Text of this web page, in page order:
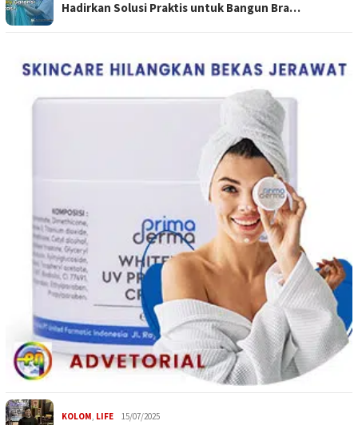
Hadirkan Solusi Praktis untuk Bangun Bra…
KOLOM LIFE 15/07/2025